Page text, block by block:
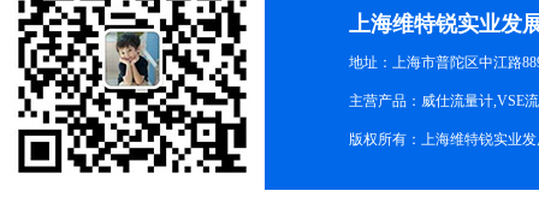
上海维特锐实业发
地址：上海市普陀区中江路
主营产品：威仕流量计,VSE
版权所有：上海维特锐实业